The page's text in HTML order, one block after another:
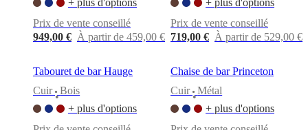
Prix de vente conseillé
949,00 € À partir de 459,00 €
Prix de vente conseillé
719,00 € À partir de 529,00 €
Tabouret de bar Hauge
Cuir
•
Bois
+ plus d'options
Chaise de bar Princeton
Cuir
•
Métal
+ plus d'options